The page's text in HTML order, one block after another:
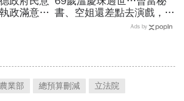
政滿意
書、空姐還差點去演戲，擁
過婚姻「只信一見鍾情」！
Ads by
業部 總預算刪減 立法院